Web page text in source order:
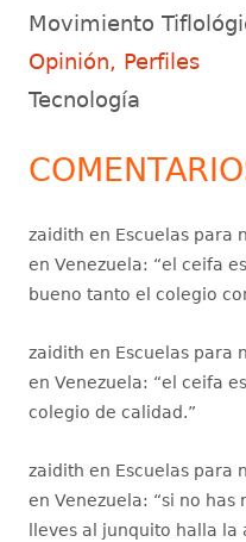
Movimiento
Opinión, Perfiles
Tecnología
zaidith en Escuelas para
en Venezuela: “el ceifa
bueno tanto el colegio
zaidith en Escuelas para
en Venezuela: “el ceifa
colegio de calidad.”
zaidith en Escuelas para
en Venezuela: “si no has
lleves al junquito halla